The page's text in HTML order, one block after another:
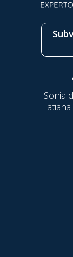
Sonia